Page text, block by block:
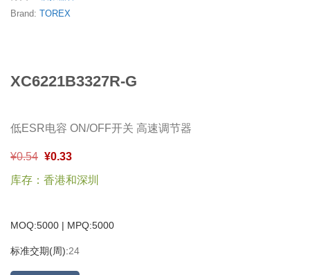
Brand: TOREX
XC6221B3327R-G
低ESR电容 ON/OFF开关 高速调节器
¥0.54 ¥0.33
库存：香港和深圳
MOQ:5000 | MPQ:5000
标准交期(周):24